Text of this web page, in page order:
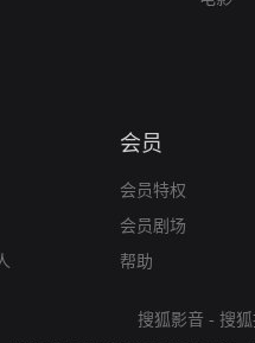
会员
会员特权
会员剧场
帮助
搜狐影音 - 搜